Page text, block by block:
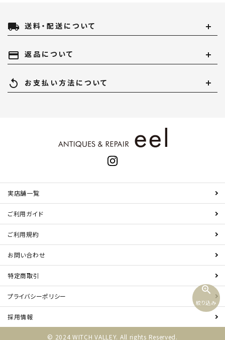
zoom_in
絞り込み
local_shipping 送料・配送について
payment 返品について
replay お支払い方法について
実店舗一覧
ご利用ガイド
ご利用規約
お問い合わせ
特定商取引
プライバシーポリシー
採用情報
© 2024 WITCH VALLEY. All rights Reserved.